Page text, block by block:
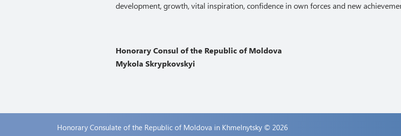
development, growth, vital inspiration, confidence in own forces and new
Honorary Сonsul of the Republic of Moldova
Mykola Skrypkovskyi
Honorary Consulate of the Republic of Moldova in Khmelnytsky © 2026